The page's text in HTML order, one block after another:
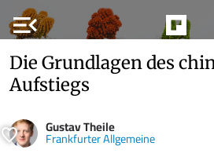
menu_open
Die Grundlagen des
Aufstiegs
Gustav Theile
Frankfurter Allgemeine